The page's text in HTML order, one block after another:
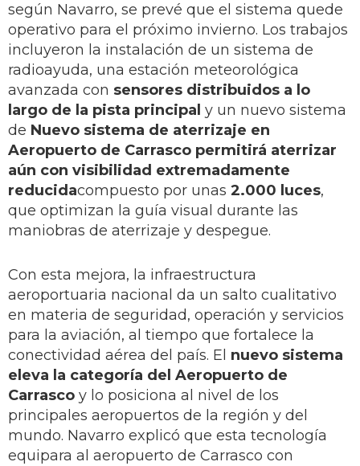
según Navarro, se prevé que el sistema quede
operativo para el próximo invierno. Los trabajos
incluyeron la instalación de un sistema de
radioayuda, una estación meteorológica
avanzada con sensores distribuidos a lo
largo de la pista principal y un nuevo sistema
de Nuevo sistema de aterrizaje en
Aeropuerto de Carrasco permitirá aterrizar
aún con visibilidad extremadamente
reducidacompuesto por unas 2.000 luces,
que optimizan la guía visual durante las
maniobras de aterrizaje y despegue.
Con esta mejora, la infraestructura
aeroportuaria nacional da un salto cualitativo
en materia de seguridad, operación y servicios
para la aviación, al tiempo que fortalece la
conectividad aérea del país. El nuevo sistema
eleva la categoría del Aeropuerto de
Carrasco y lo posiciona al nivel de los
principales aeropuertos de la región y del
mundo. Navarro explicó que esta tecnología
equipara al aeropuerto de Carrasco con